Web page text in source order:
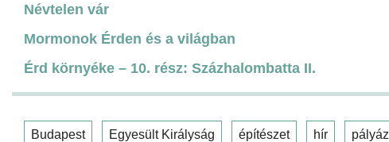
Névtelen vár
Mormonok Érden és a világban
Érd környéke – 10. rész: Százhalombatta II.
Budapest Egyesült Királyság építészet hír